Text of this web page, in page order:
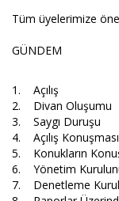
Tüm üyelerimize
GÜNDEM
1. Açılış
2. Divan Oluşumu
3. Saygı Duruşu
4. Açılış Konuşması
5. Konukların
6. Yönetim
7. Denetleme